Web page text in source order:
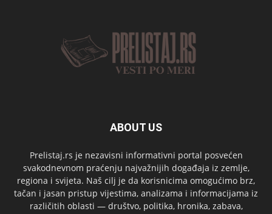
ABOUT US
Prelistaj.rs je nezavisni informativni portal posvećen
svakodnevnom praćenju najvažnijih događaja iz zemlje,
regiona i svijeta. Naš cilj je da korisnicima omogućimo brz,
tačan i jasan pristup vijestima, analizama i informacijama iz
različitih oblasti — društvo, politika, hronika, zabava,